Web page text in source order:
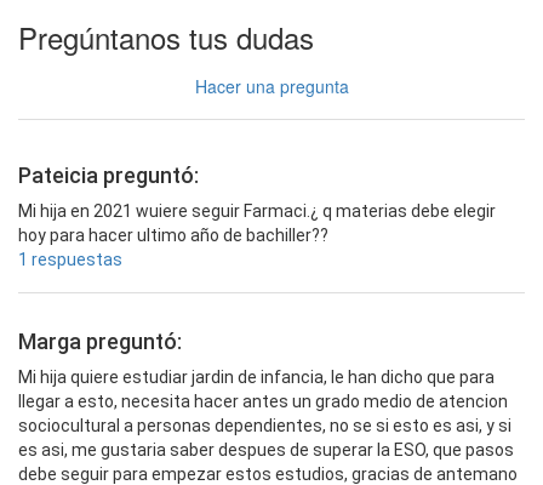
Pregúntanos tus dudas
Hacer una pregunta
Pateicia preguntó:
Mi hija en 2021 wuiere seguir Farmaci.¿ q materias debe elegir
hoy para hacer ultimo año de bachiller??
1 respuestas
Marga preguntó:
Mi hija quiere estudiar jardin de infancia, le han dicho que para
llegar a esto, necesita hacer antes un grado medio de atencion
sociocultural a personas dependientes, no se si esto es asi, y si
es asi, me gustaria saber despues de superar la ESO, que pasos
debe seguir para empezar estos estudios, gracias de antemano